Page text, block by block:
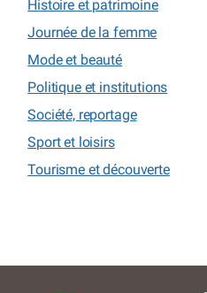
Histoire et patrimoine
Journée de la femme
Mode et beauté
Politique et institutions
Société, reportage
Sport et loisirs
Tourisme et découverte